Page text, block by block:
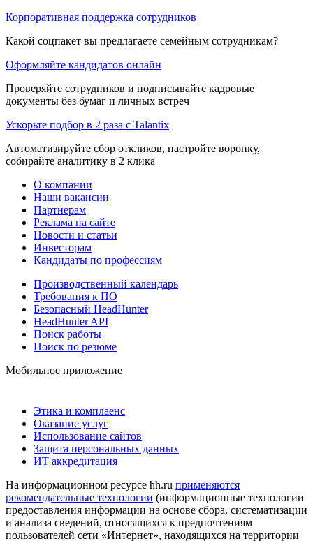
Корпоративная поддержка сотрудников
Какой соцпакет вы предлагаете семейным сотрудникам?
Оформляйте кандидатов онлайн
Проверяйте сотрудников и подписывайте кадровые
документы без бумаг и личных встреч
Ускорьте подбор в 2 раза с Talantix
Автоматизируйте сбор откликов, настройте воронку,
собирайте аналитику в 2 клика
О компании
Наши вакансии
Партнерам
Реклама на сайте
Новости и статьи
Инвесторам
Кандидаты по профессиям
Производственный календарь
Требования к ПО
Безопасный HeadHunter
HeadHunter API
Поиск работы
Поиск по резюме
Мобильное приложение
Этика и комплаенс
Оказание услуг
Использование сайтов
Защита персональных данных
ИТ аккредитация
На информационном ресурсе hh.ru применяются
рекомендательные технологии (информационные технологии
предоставления информации на основе сбора, систематизации
и анализа сведений, относящихся к предпочтениям
пользователей сети «Интернет», находящихся на территории